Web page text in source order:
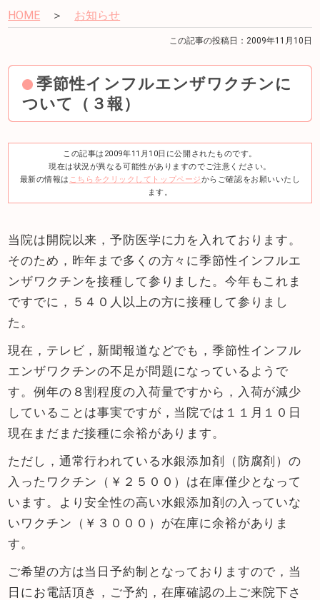
HOME ＞ お知らせ
この記事の投稿日：2009年11月10日
季節性インフルエンザワクチンに
ついて（３報）
この記事は2009年11月10日に公開されたものです。
現在は状況が異なる可能性がありますのでご注意ください。
最新の情報は こちらをクリックしてトップページからご確認をお願いいたし
ます。
当院は開院以来，予防医学に力を入れております。
そのため，昨年まで多くの方々に季節性インフルエ
ンザワクチンを接種して参りました。今年もこれま
ですでに，５４０人以上の方に接種して参りまし
た。
現在，テレビ，新聞報道などでも，季節性インフル
エンザワクチンの不足が問題になっているようで
す。例年の８割程度の入荷量ですから，入荷が減少
していることは事実ですが，当院では１１月１０日
現在まだまだ接種に余裕があります。
ただし，通常行われている水銀添加剤（防腐剤）の
入ったワクチン（￥２５００）は在庫僅少となって
います。より安全性の高い水銀添加剤の入っていな
いワクチン（￥３０００）が在庫に余裕がありま
す。
ご希望の方は当日予約制となっておりますので，当
日にお電話頂き，ご予約，在庫確認の上ご来院下さ